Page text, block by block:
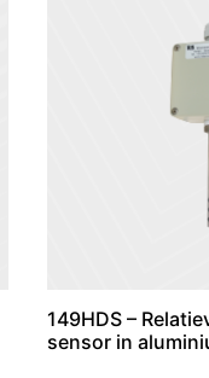
149HDS –
sensor in